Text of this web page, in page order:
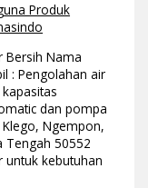
Produk
Bersih Nama
: Pengolahan air
dan pompa
Ngempon,
Tengah 50552
untuk kebutuhan